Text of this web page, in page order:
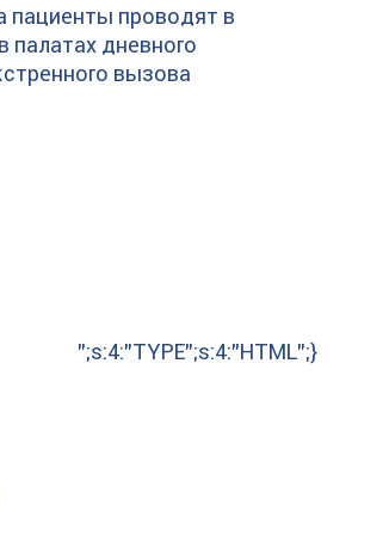
пациенты проводят в
дневного
вызова
";s:4:"TYPE";s:4:"HTML";}